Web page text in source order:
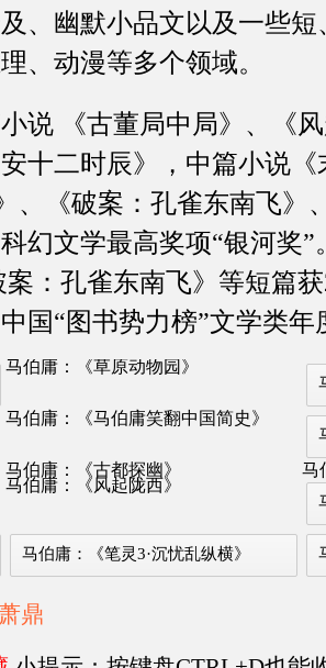
、幽默小品文以及一些
、动漫等多个领域。
《古董局中局》、《风
十二时辰》，中篇小说
、《破案：孔雀东南飞》
幻文学最高奖项“银河奖
：孔雀东南飞》等短篇获
国“图书势力榜”文学类年
马伯庸：《草原动物园》
马伯庸：《马伯庸笑翻中国简史》
马伯庸：《古都探幽》
马
马伯庸：《风起陇西》
马伯庸：《笔灵3·沉忧乱纵横》
鼎